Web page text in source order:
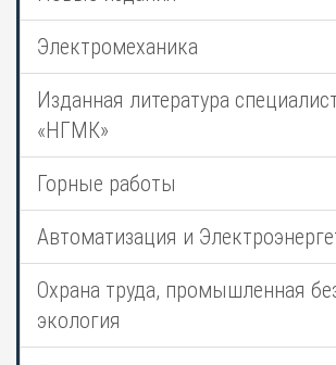
Электромеханика
Изданная литература
«НГМК»
Горные работы
Автоматизация и
Охрана труда, промышленная
экология